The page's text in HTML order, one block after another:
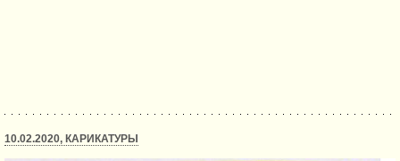
10.02.2020, КАРИКАТУРЫ